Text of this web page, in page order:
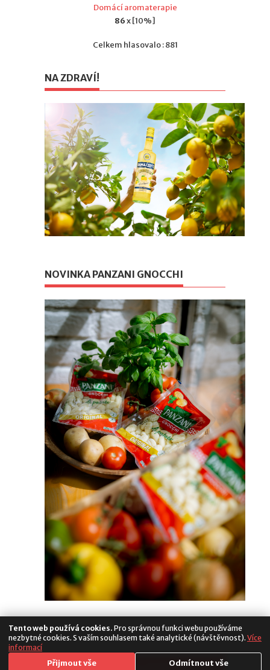
Domácí aromaterapie
86x [10%]
Celkem hlasovalo : 881
NA ZDRAVÍ!
NOVINKA PANZANI GNOCCHI
Copyright 2026. All Rights Reserved
Media
Tento web používá cookies. Pro správnou funkci webu používáme
nezbytné cookies. S vaším souhlasem také analytické (návštěvnost). Více
informací
Přijmout vše Odmítnout vše